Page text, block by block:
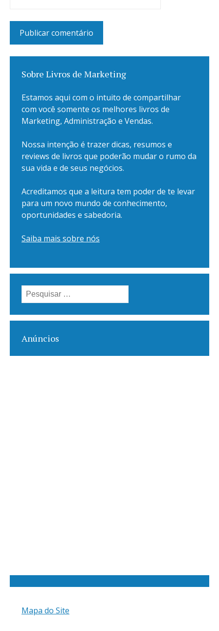
Sobre Livros de Marketing
Estamos aqui com o intuito de compartilhar
com você somente os melhores livros de
Marketing, Administração e Vendas.
Nossa intenção é trazer dicas, resumos e
reviews de livros que poderão mudar o rumo da
sua vida e de seus negócios.
Acreditamos que a leitura tem poder de te levar
para um novo mundo de conhecimento,
oportunidades e sabedoria.
Saiba mais sobre nós
Pesquisar
por:
Anúncios
Mapa do Site